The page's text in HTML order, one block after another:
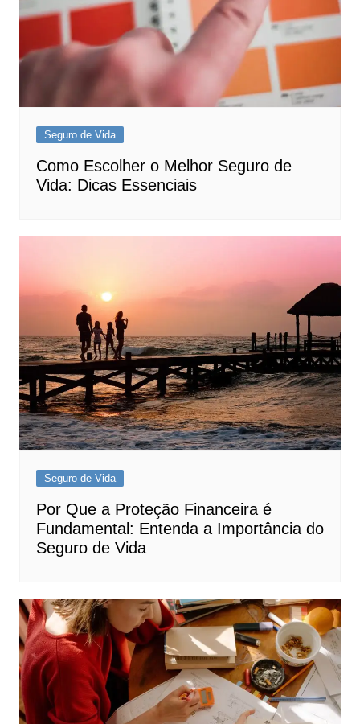
Seguro de Vida
Como Escolher o Melhor Seguro de
Vida: Dicas Essenciais
Seguro de Vida
Por Que a Proteção Financeira é
Fundamental: Entenda a Importância do
Seguro de Vida